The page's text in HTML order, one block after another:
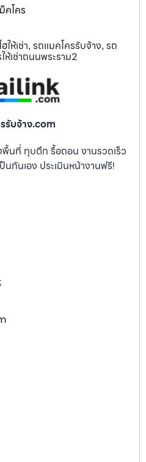
คโคร
ให้เช่า, รถแมคโครรับจ้าง, รถ
ห้เช่าถนนพระราม2
รับจ้าง.com
นที่ ทุบตึก รื้อถอน งานรวดเร็ว
นกันเอง ประเมินหน้างานฟรี!